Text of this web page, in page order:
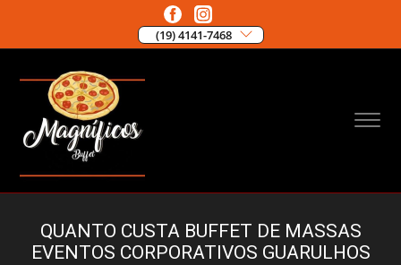
(19) 4141-7468
QUANTO CUSTA BUFFET DE MASSAS
EVENTOS CORPORATIVOS GUARULHOS